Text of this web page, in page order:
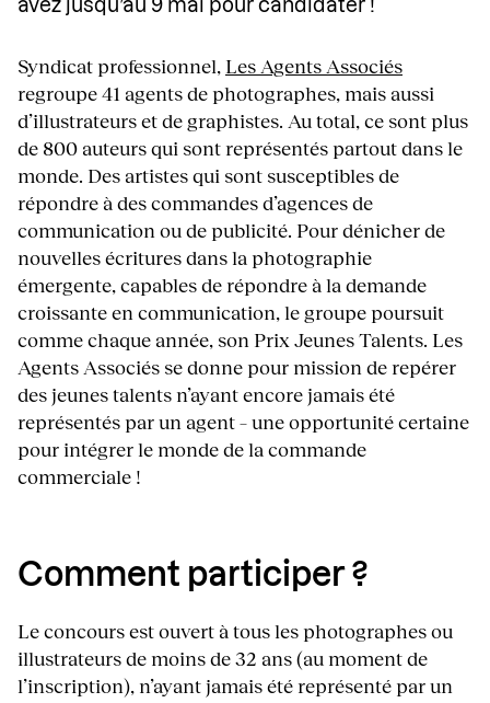
avez jusqu’au 9 mai pour candidater !
Syndicat professionnel, Les Agents Associés
regroupe 41 agents de photographes, mais aussi
d’illustrateurs et de graphistes. Au total, ce sont plus
de 800 auteurs qui sont représentés partout dans le
monde. Des artistes qui sont susceptibles de
répondre à des commandes d’agences de
communication ou de publicité. Pour dénicher de
nouvelles écritures dans la photographie
émergente, capables de répondre à la demande
croissante en communication, le groupe poursuit
comme chaque année, son Prix Jeunes Talents. Les
Agents Associés se donne pour mission de repérer
des jeunes talents n’ayant encore jamais été
représentés par un agent – une opportunité certaine
pour intégrer le monde de la commande
commerciale !
Comment participer ?
Le concours est ouvert à tous les photographes ou
illustrateurs de moins de 32 ans (au moment de
l’inscription), n’ayant jamais été représenté par un